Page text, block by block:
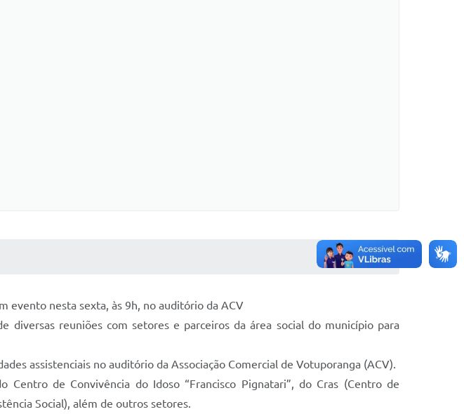
evento nesta sexta, às 9h, no auditório da ACV
diversas reuniões com setores e parceiros da área social do município para
assistenciais no auditório da Associação Comercial de Votuporanga (ACV).
de Convivência do Idoso “Francisco Pignatari”, do Cras (Centro de
Social), além de outros setores.